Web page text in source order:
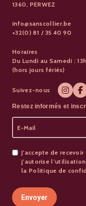
1360, PERWEZ
info@sanscollier.be
+32(0) 81 / 35 40 90
Horaires
Du Lundi au Samedi :
(hors jours fériés)
Suivez-nous
Restez informés et
J’accepte de
j’autorise
la Politique de
Envoyer